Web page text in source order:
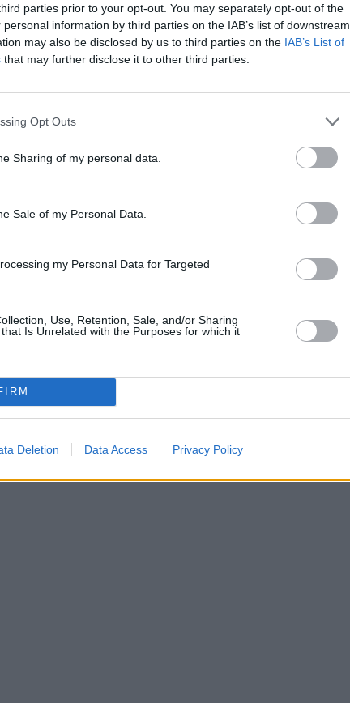
parties prior to your opt-out. You may separately opt-out of the
information by third parties on the IAB’s list of downstream
may also be disclosed by us to third parties on the IAB’s List of
that may further disclose it to other third parties.
Opt Outs
Sharing of my personal data.
Sale of my Personal Data.
my Personal Data for Targeted
Use, Retention, Sale, and/or Sharing
Is Unrelated with the Purposes for which it
Deletion Data Access Privacy Policy